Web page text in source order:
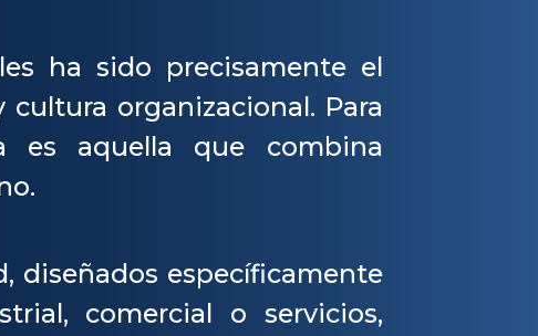
ha sido precisamente el
organizacional. Para
es aquella que combina
diseñados específicamente
comercial o servicios,